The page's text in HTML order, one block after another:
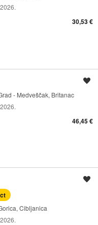
30,53 €
- Medveščak, Britanac
46,45 €
Cibljanica